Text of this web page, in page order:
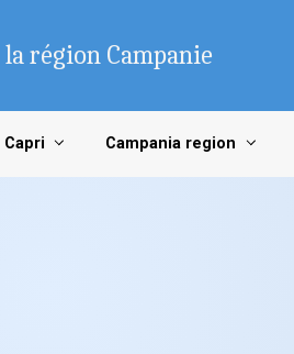
région Campanie
Capri Campania region